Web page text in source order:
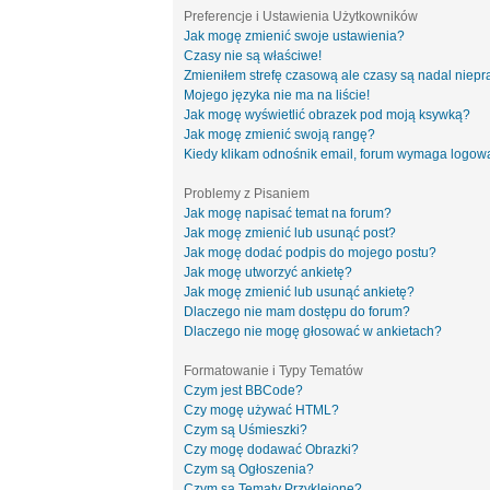
Preferencje i Ustawienia Użytkowników
Jak mogę zmienić swoje ustawienia?
Czasy nie są właściwe!
Zmieniłem strefę czasową ale czasy są nadal
Mojego języka nie ma na liście!
Jak mogę wyświetlić obrazek pod moją ksywką?
Jak mogę zmienić swoją rangę?
Kiedy klikam odnośnik email, forum wymaga
Problemy z Pisaniem
Jak mogę napisać temat na forum?
Jak mogę zmienić lub usunąć post?
Jak mogę dodać podpis do mojego postu?
Jak mogę utworzyć ankietę?
Jak mogę zmienić lub usunąć ankietę?
Dlaczego nie mam dostępu do forum?
Dlaczego nie mogę głosować w ankietach?
Formatowanie i Typy Tematów
Czym jest BBCode?
Czy mogę używać HTML?
Czym są Uśmieszki?
Czy mogę dodawać Obrazki?
Czym są Ogłoszenia?